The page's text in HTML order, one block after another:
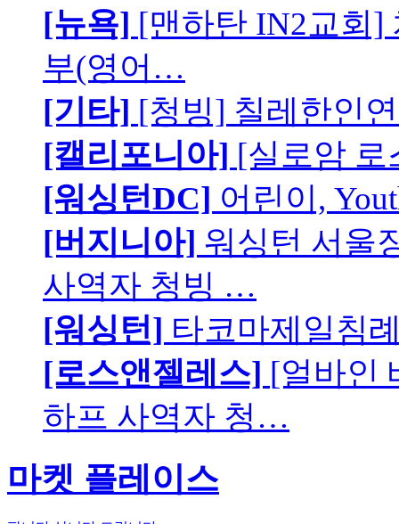
[뉴욕] [맨하탄 IN2교회]
부(영어…
[기타] [청빙] 칠레한인
[캘리포니아] [실로암 로
[워싱턴DC] 어린이,
[버지니아] 워싱턴 서울
사역자 청빙 …
[워싱턴] 타코마제일침
[로스앤젤레스] [얼바인
하프 사역자 청…
마켓 플레이스